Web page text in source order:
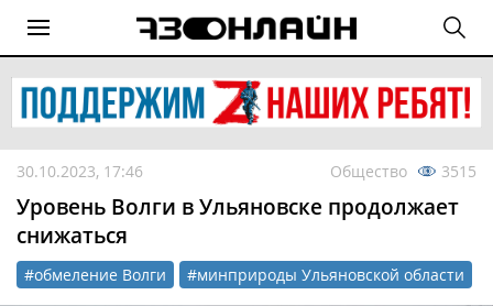
30.10.2023, 17:46 Общество 3515
Уровень Волги в Ульяновске продолжает
снижаться
#обмеление Волги #минприроды Ульяновской области